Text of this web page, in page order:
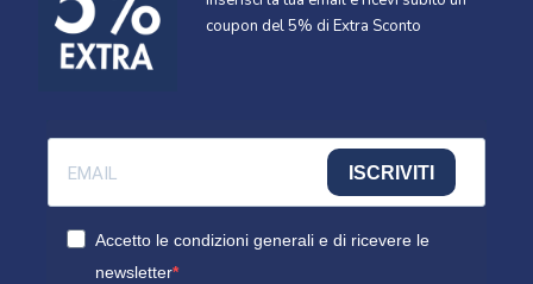
coupon del 5% di Extra Sconto
ISCRIVITI
Accetto le condizioni generali e di ricevere le
newsletter